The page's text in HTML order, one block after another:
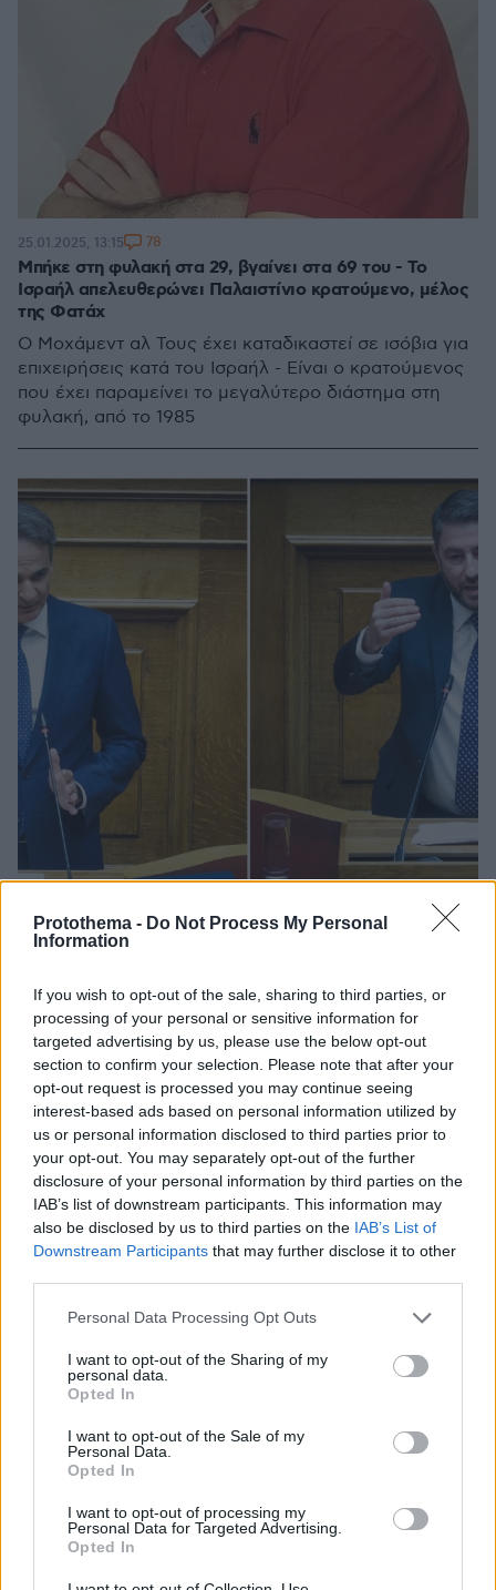
Protothema - Do Not Process My Personal
Information
If you wish to opt-out of the sale, sharing to third parties, or
processing of your personal or sensitive information for
targeted advertising by us, please use the below opt-out
section to confirm your selection. Please note that after your
opt-out request is processed you may continue seeing
interest-based ads based on personal information utilized by
us or personal information disclosed to third parties prior to
your opt-out. You may separately opt-out of the further
disclosure of your personal information by third parties on the
IAB’s list of downstream participants. This information may
also be disclosed by us to third parties on the IAB’s List of
Downstream Participants that may further disclose it to other
Please note that this website/app uses one or more Google
not limited to your visit or usage behaviour. You may click to
grant or deny consent to Google and its third-party tags to
use your data for below specified purposes in below Google
consent section.
Personal Data Processing Opt Outs
I want to opt-out of the Sharing of my
personal data.
Opted In
I want to opt-out of the Sale of my
Personal Data.
Opted In
I want to opt-out of processing my
Personal Data for Targeted Advertising.
Opted In
Μπήκε στη φυλακή στα 29, βγαίνει στα 69 του - Το
Ισραήλ απελευθερώνει Παλαιστίνιο κρατούμενο, μέλος
της Φατάχ
Ο Μοχάμεντ αλ Τους έχει καταδικαστεί σε ισόβια για
επιχειρήσεις κατά του Ισραήλ - Είναι ο κρατούμενος
που έχει παραμείνει το μεγαλύτερο διάστημα στη
φυλακή, από το 1985
25.01.2025, 13:15 78
Επί Ανδρέα Παπανδρέου η Ελλάδα ήταν η μόνη χώρα
που δεν είχε αναγνωρίσει επίσημα το Ισραήλ, είπε ο
Μητσοτάκης στον Ανδρουλάκη
Δείτε βίντεο - «Το ΠΑΣΟΚ καλλιέργησε σχέση με τον
αραβικό κόσμο με πρωτοβουλίες του Παπανδρέου με
τον Αραφάτ» είπε ο πρόεδρος του ΠΑΣΟΚ - «Το
Ισραήλ αναγνωρίστηκε με απόφαση του
Κωνσταντίνου Μητσοτάκη τον Απρίλιο του 1990»
απάντησε ο πρωθυπουργός